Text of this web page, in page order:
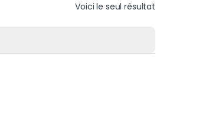
Voici le seul résultat